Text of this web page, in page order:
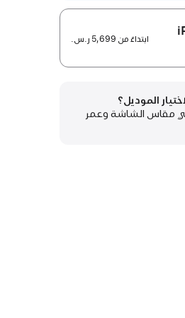
ابتداءً من 5,699 ر.س.‏
الموديل؟
مقاس الشاشة وعمر